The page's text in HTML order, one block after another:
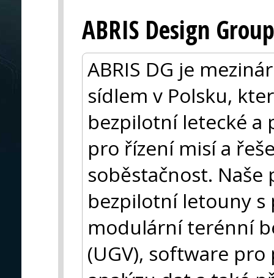
ABRIS Design Group
ABRIS DG je
sídlem v Polsku,
bezpilotní letecké a
pro řízení misí a
soběstačnost.
bezpilotní letouny s
modulární terénní
(UGV), software